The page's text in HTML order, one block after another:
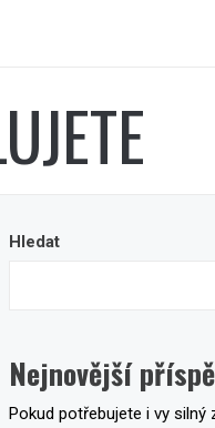
Hledat
Nejnovější
Pokud potřebujete i vy silný